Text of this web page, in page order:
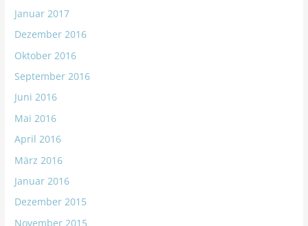
Januar 2017
Dezember 2016
Oktober 2016
September 2016
Juni 2016
Mai 2016
April 2016
März 2016
Januar 2016
Dezember 2015
November 2015